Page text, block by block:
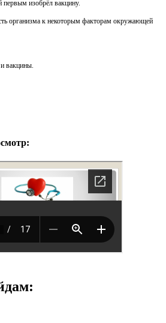
изобрёл вакцину.
организма к некоторым факторам окружающей
вакцины.